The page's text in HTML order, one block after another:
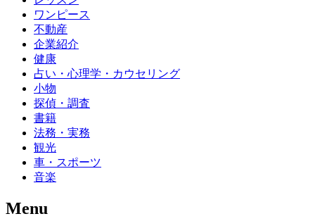
ワンピース
不動産
企業紹介
健康
占い・心理学・カウセリング
小物
探偵・調査
書籍
法務・実務
観光
車・スポーツ
音楽
Menu